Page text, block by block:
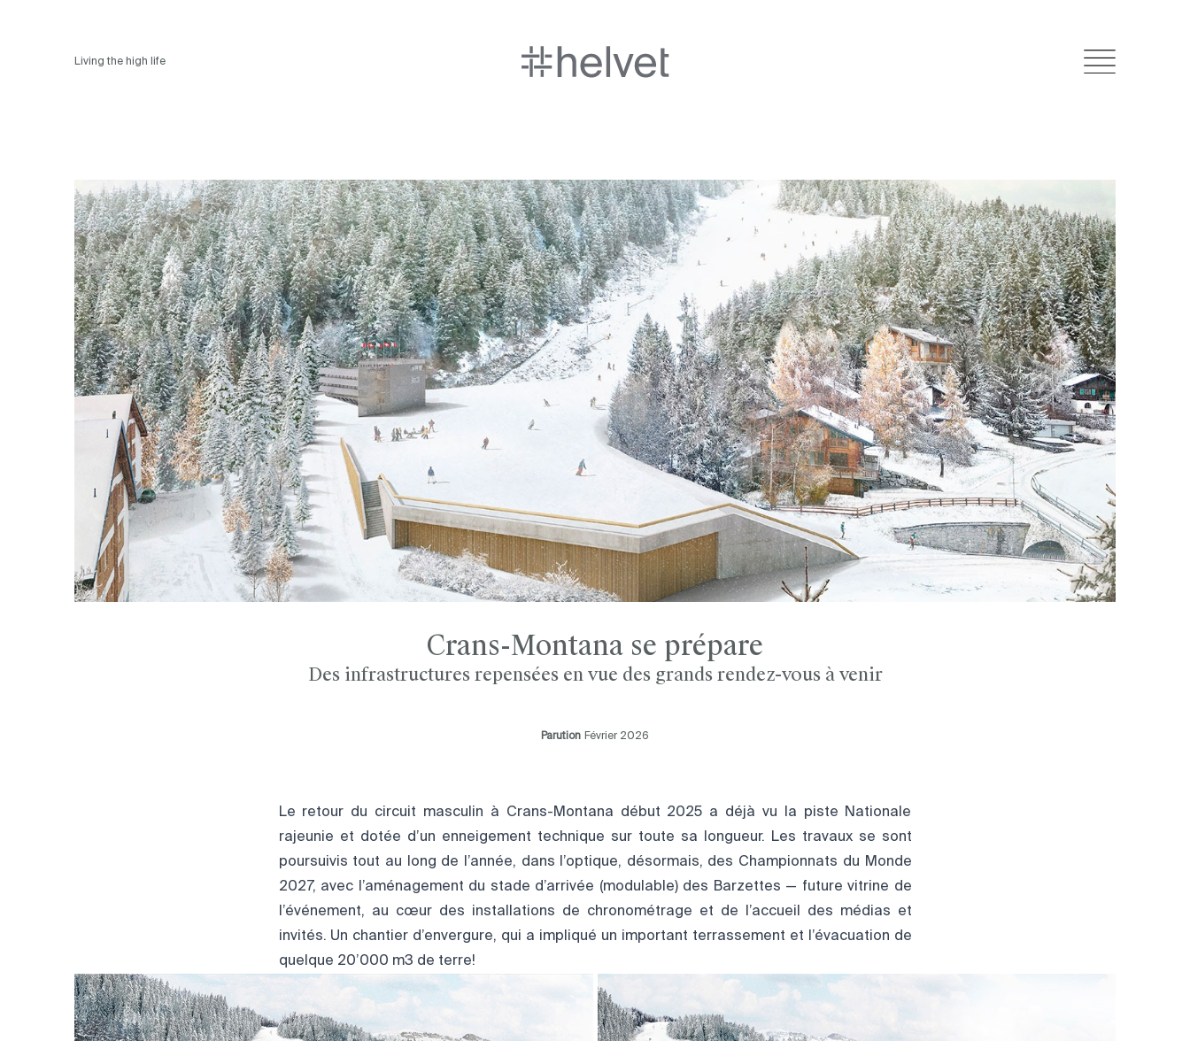
Living the high life
Crans-Montana se prépare
Des infrastructures repensées en vue des grands rendez-vous à venir
Parution Février 2026
Le retour du circuit masculin à Crans-Montana début 2025 a déjà vu la piste Nationale
rajeunie et dotée d’un enneigement technique sur toute sa longueur. Les travaux se sont
poursuivis tout au long de l’année, dans l’optique, désormais, des Championnats du Monde
2027, avec l’aménagement du stade d’arrivée (modulable) des Barzettes — future vitrine de
l’événement, au cœur des installations de chronométrage et de l’accueil des médias et
invités. Un chantier d’envergure, qui a impliqué un important terrassement et l’évacuation de
quelque 20’000 m3 de terre!